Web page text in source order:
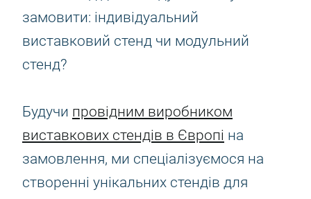
замовити: індивідуальний
виставковий стенд чи модульний
стенд?
Будучи провідним виробником
виставкових стендів в Європі на
замовлення, ми спеціалізуємося на
створенні унікальних стендів для